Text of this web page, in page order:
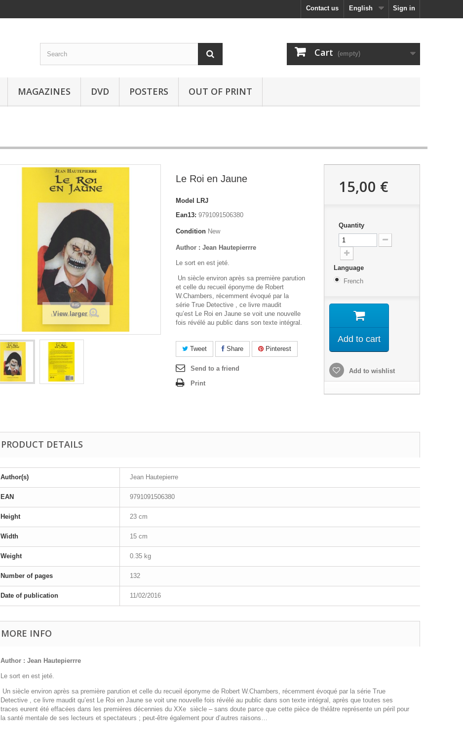
Sign in
English
Contact us
Cart (empty)
MAGAZINES DVD POSTERS OUT OF PRINT
View larger
Le Roi en Jaune
Model
LRJ
Ean13: 9791091506380
Condition New
Author : Jean Hautepierrre
Le sort en est jeté.
Un siècle environ après sa première parution
et celle du recueil éponyme de Robert
W.Chambers, récemment évoqué par la
série True Detective , ce livre maudit
qu’est Le Roi en Jaune se voit une nouvelle
fois révélé au public dans son texte intégral.
Tweet Share Pinterest
Send to a friend
Print
15,00 €
Quantity
Language
French
Add to cart
Add to wishlist
PRODUCT DETAILS
Author(s) Jean Hautepierre
EAN 9791091506380
Height 23 cm
Width 15 cm
Weight 0.35 kg
Number of pages 132
Date of publication 11/02/2016
MORE INFO
Author : Jean Hautepierrre
Le sort en est jeté.
Un siècle environ après sa première parution et celle du recueil éponyme de Robert W.Chambers, récemment évoqué par la série True
Detective , ce livre maudit qu’est Le Roi en Jaune se voit une nouvelle fois révélé au public dans son texte intégral, après que toutes ses
traces eurent été effacées dans les premières décennies du XXe siècle – sans doute parce que cette pièce de théâtre représente un péril pour
la santé mentale de ses lecteurs et spectateurs ; peut-être également pour d’autres raisons…